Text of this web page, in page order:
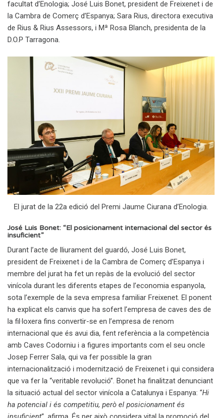
facultat d’Enologia; José Luis Bonet, president de Freixenet i de
la Cambra de Comerç d’Espanya; Sara Rius, directora executiva
de Rius & Rius Assessors, i Mª Rosa Blanch, presidenta de la
D.O.P Tarragona.
El jurat de la 22a edició del Premi Jaume Ciurana d’Enologia.
José Luis Bonet: “El posicionament internacional del sector és
insuficient”
Durant l’acte de lliurament del guardó, José Luis Bonet,
president de Freixenet i de la Cambra de Comerç d’Espanya i
membre del jurat ha fet un repàs de la evolució del sector
vinícola durant les diferents etapes de l’economia espanyola,
sota l’exemple de la seva empresa familiar Freixenet. El ponent
ha explicat els canvis que ha sofert l’empresa de caves des de
la fil·loxera fins convertir-se en l’empresa de renom
internacional que és avui dia, fent referència a la competència
amb Caves Codorniu i a figures importants com el seu oncle
Josep Ferrer Sala, qui va fer possible la gran
internacionalització i modernització de Freixenet i qui considera
que va fer la “veritable revolució”. Bonet ha finalitzat denunciant
la situació actual del sector vinícola a Catalunya i Espanya: “Hi
ha potencial i és competitiu, però el posicionament és